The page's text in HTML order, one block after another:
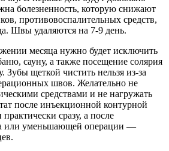
болезненность, которую снижают
противовоспалительных средств,
Швы удаляются на 7-9 день.
месяца нужно будет исключить
сауну, а также посещение солярия
Зубы щеткой чистить нельзя из-за
швов. Желательно не
средствами и не нагружать
после инъекционной контурной
сразу, а после
или уменьшающей операции —